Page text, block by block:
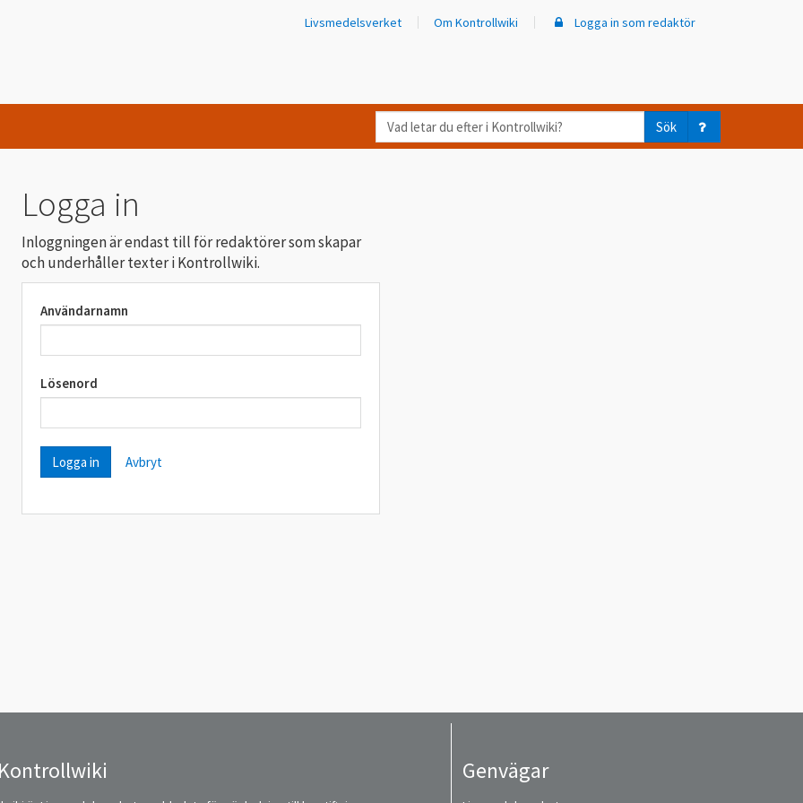
Livsmedelsverket Om Kontrollwiki Logga in som redaktör
Vad
letar
Sök
Logga in
Inloggningen är endast till för redaktörer som skapar
och underhåller texter i Kontrollwiki.
Användarnamn
Lösenord
Avbryt
Genvägar